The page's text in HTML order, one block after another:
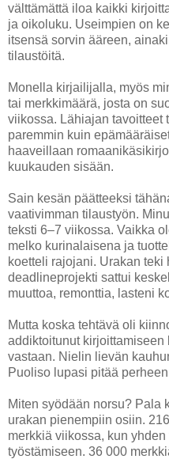
välttämättä iloa kaikki
ja oikoluku. Useimpien on
itsensä sorvin ääreen,
tilaustöitä.
Monella kirjailijalla, myös
tai merkkimäärä, josta on
viikossa. Lähiajan tavoitteet
paremmin kuin
haaveillaan
kuukauden sisään.
Sain kesän päätteeksi
vaativimman tilaustyön.
teksti 6–7 viikossa. Vaikka
melko kurinalaisena ja
koetteli rajojani. Urakan teki
deadlineprojekti sattui
muuttoa, remonttia, lasteni
Mutta koska tehtävä oli
addiktoitunut
vastaan. Nielin lievän
Puoliso lupasi pitää
Miten syödään norsu? Pala
urakan pienempiin osiin.
merkkiä viikossa, kun
työstämiseen. 36 000